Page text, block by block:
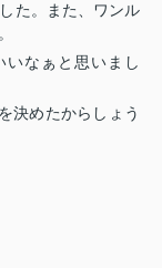
た。また、ワンル
なぁと思いまし
決めたからしょう